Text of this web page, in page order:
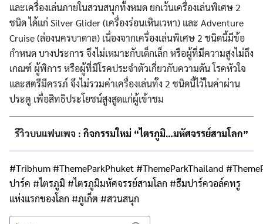
และเครื่องเล่นภายในสวนสนุกทั้งหมด ยกเว้นเครื่องเล่นพิเศษ 2
ชนิด ได้แก่ Silver Glider (เครื่องร่อนเหินเวหา) และ Adventure
Cruise (ล่องนครบาดาล) เนื่องจากเครื่องเล่นพิเศษ 2 ชนิดนี้มีข้อ
กำหนด บางประการ จึงไม่เหมาะกับเด็กเล็ก หรือผู้ที่มีความสูงไม่ถึง
เกณฑ์ ผู้พิการ หรือผู้ที่มีโรคประจำตัวเกี่ยวกับความดัน โรคหัวใจ
และสตรีมีครรภ์ จึงไม่รวมค่าเครื่องเล่นทั้ง 2 ชนิดนี้ไว้ในค่าผ่าน
ประตู เพื่อสิทธิประโยชน์สูงสูดแก่ผู้เข้าชม
รีวิวบนแฟนเพจ : กิจกรรมใหม่ “ไตรภูมิ…มหัศจรรย์สามโลก”
#Tribhum#ThemeParkPhuket#ThemeParkThailand #
ปาร์ค #ไตรภูมิ #ไตรภูมิมหัศจรรย์สามโลก #ธีมปาร์ควอล์คทรู
แห่งแรกของโลก #ภูเก็ต #สวนสนุก